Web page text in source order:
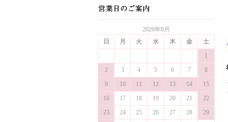
2026年8月
日
月 火 水 木 金
土
1
2
3 4 5 6 7
8
9
10 11 12 13 14
15
16
17 18 19 20 21
22
23
24 25 26 27 28
29